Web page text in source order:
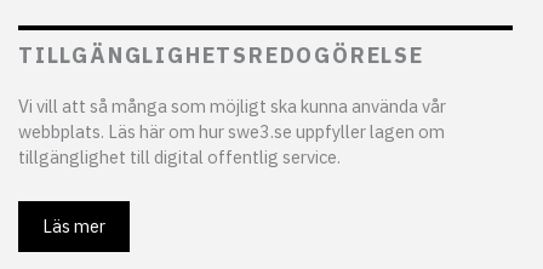
TILLGÄNGLIGHETSREDOGÖRELSE
Vi vill att så många som möjligt ska kunna använda vår
webbplats. Läs här om hur swe3.se uppfyller lagen om
tillgänglighet till digital offentlig service.
Läs mer